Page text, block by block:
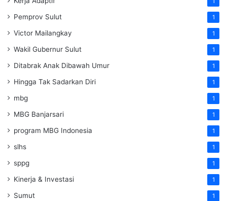
Pemprov Sulut 1
Victor Mailangkay 1
Wakil Gubernur Sulut 1
Ditabrak Anak Dibawah Umur 1
Hingga Tak Sadarkan Diri 1
mbg 1
MBG Banjarsari 1
program MBG Indonesia 1
slhs 1
sppg 1
Kinerja & Investasi 1
Sumut 1